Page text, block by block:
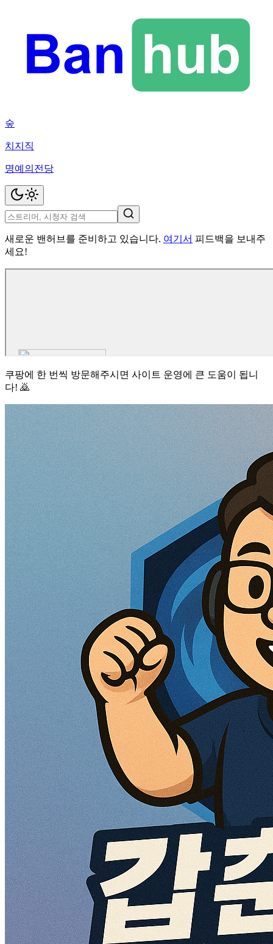
숲
치지직
명예의전당
새로운 밴허브를 준비하고 있습니다. 여기서 피드백을 보내주
세요!
쿠팡에 한 번씩 방문해주시면 사이트 운영에 큰 도움이 됩니
다! 🙇